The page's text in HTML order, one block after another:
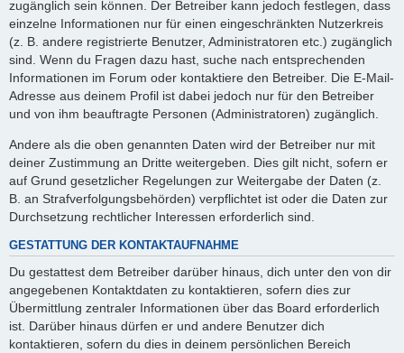
zugänglich sein können. Der Betreiber kann jedoch festlegen, dass
einzelne Informationen nur für einen eingeschränkten Nutzerkreis
(z. B. andere registrierte Benutzer, Administratoren etc.) zugänglich
sind. Wenn du Fragen dazu hast, suche nach entsprechenden
Informationen im Forum oder kontaktiere den Betreiber. Die E-Mail-
Adresse aus deinem Profil ist dabei jedoch nur für den Betreiber
und von ihm beauftragte Personen (Administratoren) zugänglich.
Andere als die oben genannten Daten wird der Betreiber nur mit
deiner Zustimmung an Dritte weitergeben. Dies gilt nicht, sofern er
auf Grund gesetzlicher Regelungen zur Weitergabe der Daten (z.
B. an Strafverfolgungsbehörden) verpflichtet ist oder die Daten zur
Durchsetzung rechtlicher Interessen erforderlich sind.
GESTATTUNG DER KONTAKTAUFNAHME
Du gestattest dem Betreiber darüber hinaus, dich unter den von dir
angegebenen Kontaktdaten zu kontaktieren, sofern dies zur
Übermittlung zentraler Informationen über das Board erforderlich
ist. Darüber hinaus dürfen er und andere Benutzer dich
kontaktieren, sofern du dies in deinem persönlichen Bereich